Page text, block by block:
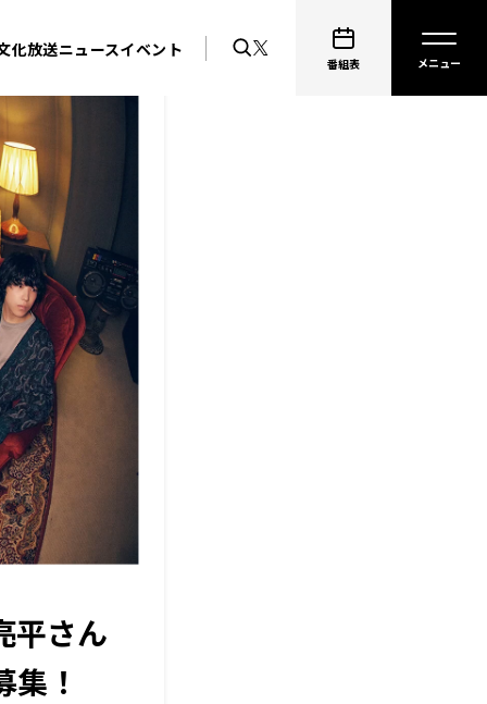
化放送ニュースイベント
番組表
平さん
！